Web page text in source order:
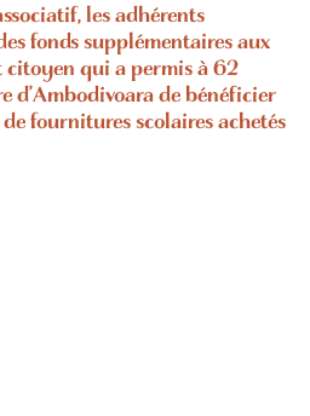
les adhérents
fonds supplémentaires aux
citoyen qui a permis à 62
d’Ambodivoara de bénéficier
fournitures scolaires achetés